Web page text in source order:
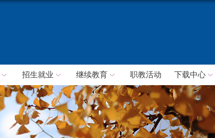
招生就业 继续教育 职教活动 下载中心